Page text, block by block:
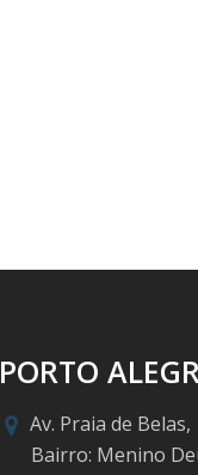
PORTO
Av. Praia de
Bairro: Menino